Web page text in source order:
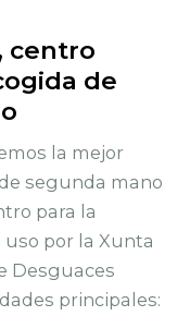
centro
de
la mejor
segunda mano
para la
por la Xunta
Desguaces
principales: